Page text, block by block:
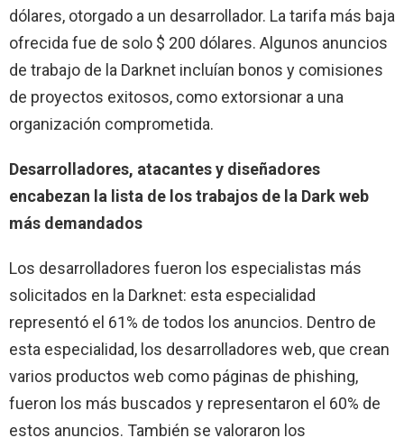
dólares, otorgado a un desarrollador. La tarifa más baja
ofrecida fue de solo $ 200 dólares. Algunos anuncios
de trabajo de la Darknet incluían bonos y comisiones
de proyectos exitosos, como extorsionar a una
organización comprometida.
Desarrolladores, atacantes y diseñadores
encabezan la lista de los trabajos de la Dark web
más demandados
Los desarrolladores fueron los especialistas más
solicitados en la Darknet: esta especialidad
representó el 61% de todos los anuncios. Dentro de
esta especialidad, los desarrolladores web, que crean
varios productos web como páginas de phishing,
fueron los más buscados y representaron el 60% de
estos anuncios. También se valoraron los